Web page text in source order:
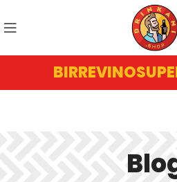
BIRREVINO